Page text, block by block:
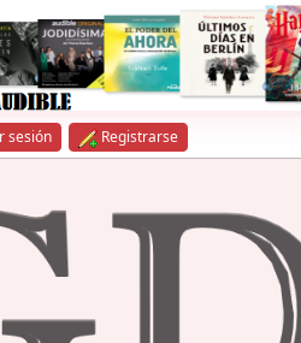
sesión Registrarse